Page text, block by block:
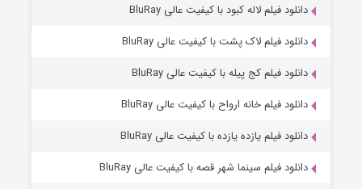
دانلود فیلم لاله کبود با کیفیت عالی BluRay
دانلود فیلم لاک پشت با کیفیت عالی BluRay
دانلود فیلم کج‌ پیله با کیفیت عالی BluRay
دانلود فیلم خانه ارواح با کیفیت عالی BluRay
دانلود فیلم یازده یازده با کیفیت عالی BluRay
دانلود فیلم سینما شهر قصه با کیفیت عالی BluRay